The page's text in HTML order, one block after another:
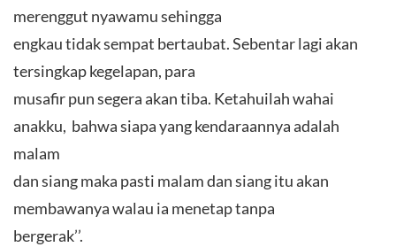
merenggut nyawamu sehingga
engkau tidak sempat bertaubat. Sebentar lagi akan
tersingkap kegelapan, para
musafir pun segera akan tiba. Ketahuilah wahai
anakku, bahwa siapa yang kendaraannya adalah
malam
dan siang maka pasti malam dan siang itu akan
membawanya walau ia menetap tanpa
bergerak’’.